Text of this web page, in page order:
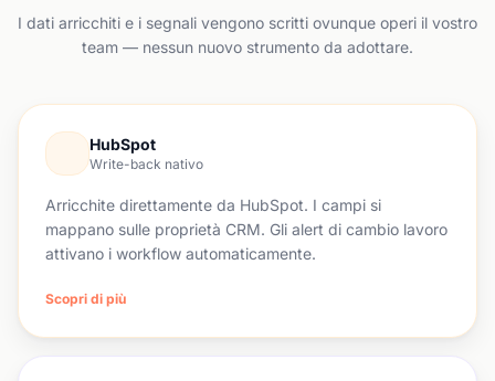
I dati arricchiti e i segnali vengono scritti ovunque operi il vostro
team — nessun nuovo strumento da adottare.
HubSpot
Write-back nativo
Arricchite direttamente da HubSpot. I campi si
mappano sulle proprietà CRM. Gli alert di cambio lavoro
attivano i workflow automaticamente.
Scopri di più